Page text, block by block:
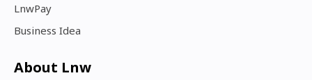
LnwPay
Business Idea
About Lnw​